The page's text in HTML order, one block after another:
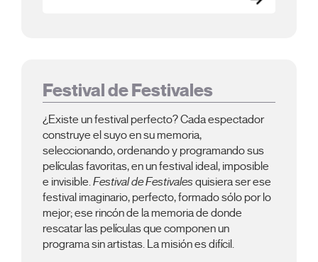
Festival de Festivales
¿Existe un festival perfecto? Cada espectador
construye el suyo en su memoria,
seleccionando, ordenando y programando sus
películas favoritas, en un festival ideal, imposible
e invisible.Festival de Festivales quisiera ser ese
festival imaginario, perfecto, formado sólo por lo
mejor; ese rincón de la memoria de donde
rescatar las películas que componen un
programa sin artistas. La misión es difícil.